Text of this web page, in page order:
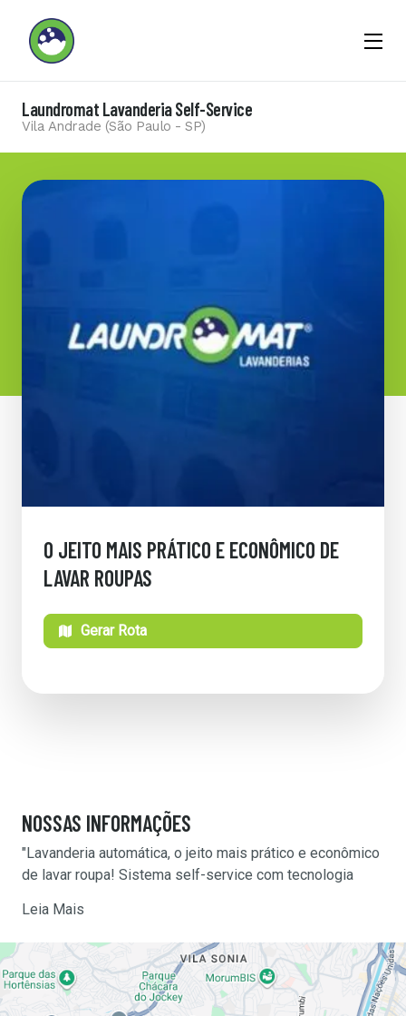
Menu
Laundromat Lavanderia Self-Service
Vila Andrade (São Paulo - SP)
O JEITO MAIS PRÁTICO E ECONÔMICO DE
LAVAR ROUPAS
Gerar Rota
NOSSAS INFORMAÇÕES
"Lavanderia automática, o jeito mais prático e econômico
de lavar roupa! Sistema self-service com tecnologia
Leia Mais